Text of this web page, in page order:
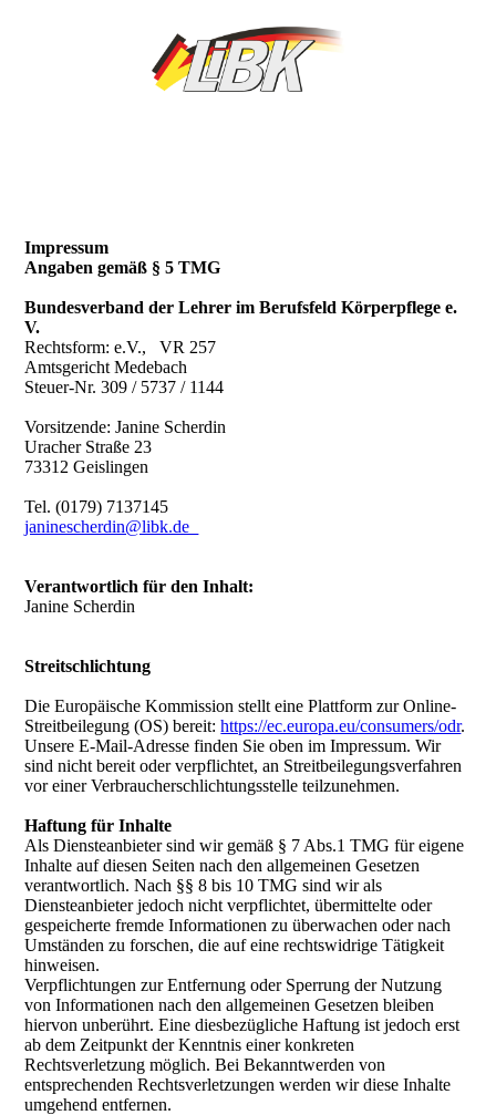
Impressum
Angaben gemäß § 5 TMG
Bundesverband der Lehrer im Berufsfeld Körperpflege e.
V.
Rechtsform: e.V., VR 257
Amtsgericht Medebach
Steuer-Nr. 309 / 5737 / 1144
Vorsitzende: Janine Scherdin
Uracher Straße 23
73312 Geislingen
Tel. (0179) 7137145
janinescherdin@libk.de
Verantwortlich für den Inhalt:
Janine Scherdin
Streitschlichtung
Die Europäische Kommission stellt eine Plattform zur Online-
Streitbeilegung (OS) bereit:https://ec.europa.eu/consumers/odr.
Unsere E-Mail-Adresse finden Sie oben im Impressum. Wir
sind nicht bereit oder verpflichtet, an Streitbeilegungsverfahren
vor einer Verbraucherschlichtungsstelle teilzunehmen.
Haftung für Inhalte
Als Diensteanbieter sind wir gemäß § 7 Abs.1 TMG für eigene
Inhalte auf diesen Seiten nach den allgemeinen Gesetzen
verantwortlich. Nach §§ 8 bis 10 TMG sind wir als
Diensteanbieter jedoch nicht verpflichtet, übermittelte oder
gespeicherte fremde Informationen zu überwachen oder nach
Umständen zu forschen, die auf eine rechtswidrige Tätigkeit
hinweisen.
Verpflichtungen zur Entfernung oder Sperrung der Nutzung
von Informationen nach den allgemeinen Gesetzen bleiben
hiervon unberührt. Eine diesbezügliche Haftung ist jedoch erst
ab dem Zeitpunkt der Kenntnis einer konkreten
Rechtsverletzung möglich. Bei Bekanntwerden von
entsprechenden Rechtsverletzungen werden wir diese Inhalte
umgehend entfernen.